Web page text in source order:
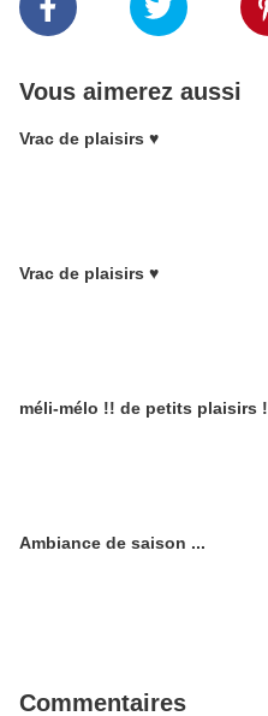
Vous aimerez aussi
Vrac de plaisirs ♥
Vrac de plaisirs ♥
méli-mélo !! de petits plaisirs !
Ambiance de saison ...
Commentaires